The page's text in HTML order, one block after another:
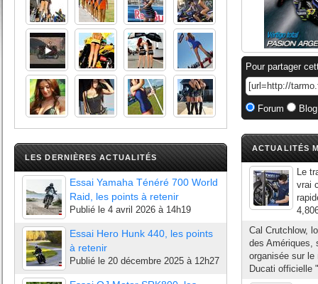
LES DERNIÈRES ACTUALITÉS
Essai Yamaha Ténéré 700 World
Raid, les points à retenir
Publié le 4 avril 2026 à 14h19
Essai Hero Hunk 440, les points
à retenir
Publié le 20 décembre 2025 à 12h27
Pour partager
Forum
ACTUALITÉS
Le
vrai
Cal Crutchlow,
des Amériques,
organisée sur le
Ducati officielle